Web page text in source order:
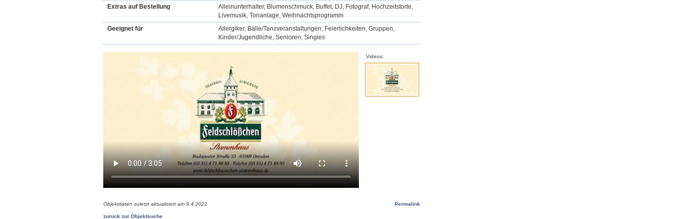
Extras auf Bestellung
Alleinunterhalter, Blumenschmuck, Buffet, DJ, Fotograf, Hochzeitstorte,
Livemusik, Tonanlage, Weihnachtsprogramm
Geeignet für
Allergiker, Bälle/Tanzveranstaltungen, Feierlichkeiten, Gruppen,
Kinder/Jugendliche, Senioren, Singles
Videos:
Objektdaten zuletzt aktualisiert am 9.4.2021 Permalink
zurück zur Objektsuche